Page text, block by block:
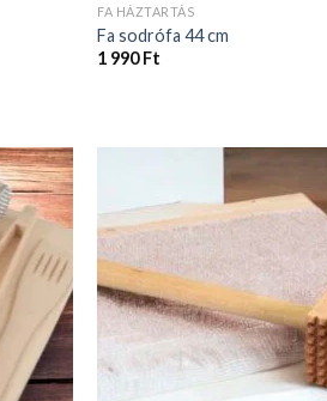
FA HÁZTARTÁS
Fa sodrófa 44 cm
1 990Ft